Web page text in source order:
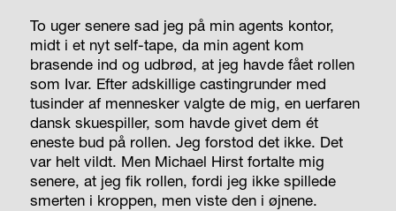
To uger senere sad jeg på min agents kontor,
midt i et nyt self-tape, da min agent kom
brasende ind og udbrød, at jeg havde fået rollen
som Ivar. Efter adskillige castingrunder med
tusinder af mennesker valgte de mig, en uerfaren
dansk skuespiller, som havde givet dem ét
eneste bud på rollen. Jeg forstod det ikke. Det
var helt vildt. Men Michael Hirst fortalte mig
senere, at jeg fik rollen, fordi jeg ikke spillede
smerten i kroppen, men viste den i øjnene.